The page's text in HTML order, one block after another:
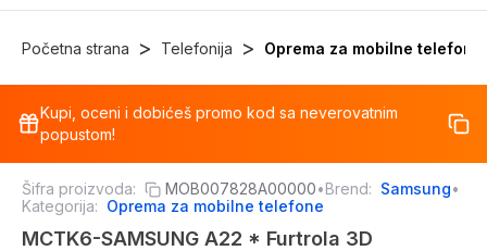
Početna strana > Telefonija > Oprema za mobilne telefone
%
Kupi, oceni i dobićeš promo kod sa neverovatnim
popustom!
Šifra proizvoda: MOB007828A00000•Brend: Samsung•
Kategorija: Oprema za mobilne telefone
MCTK6-SAMSUNG A22 * Furtrola 3D